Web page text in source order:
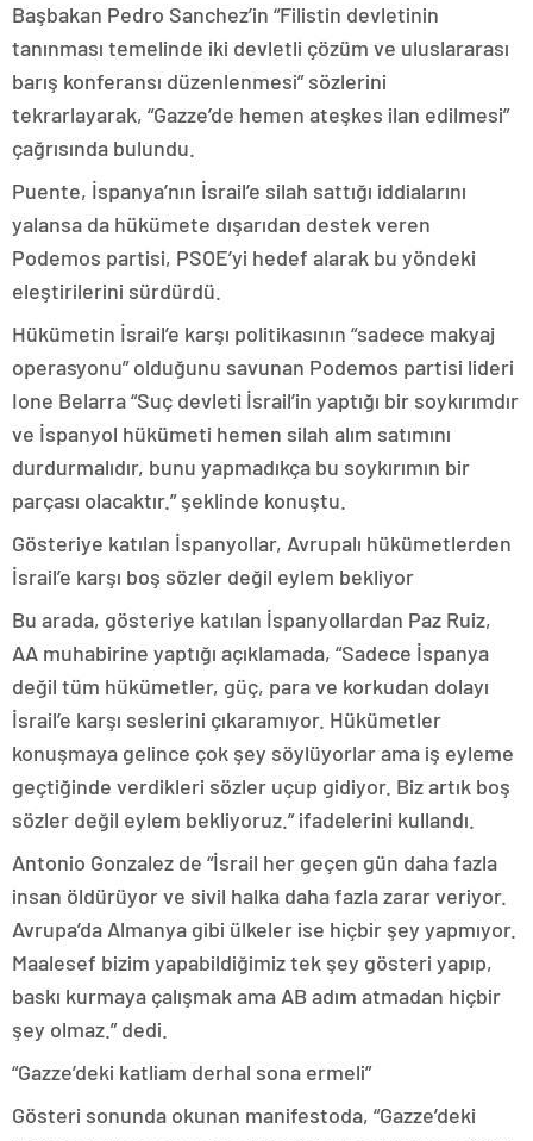
Başbakan Pedro Sanchez’in “Filistin devletinin
tanınması temelinde iki devletli çözüm ve uluslararası
barış konferansı düzenlenmesi” sözlerini
tekrarlayarak, “Gazze’de hemen ateşkes ilan edilmesi”
çağrısında bulundu.
Puente, İspanya’nın İsrail’e silah sattığı iddialarını
yalansa da hükümete dışarıdan destek veren
Podemos partisi, PSOE’yi hedef alarak bu yöndeki
eleştirilerini sürdürdü.
Hükümetin İsrail’e karşı politikasının “sadece makyaj
operasyonu” olduğunu savunan Podemos partisi lideri
Ione Belarra “Suç devleti İsrail’in yaptığı bir soykırımdır
ve İspanyol hükümeti hemen silah alım satımını
durdurmalıdır, bunu yapmadıkça bu soykırımın bir
parçası olacaktır.” şeklinde konuştu.
Gösteriye katılan İspanyollar, Avrupalı hükümetlerden
İsrail’e karşı boş sözler değil eylem bekliyor
Bu arada, gösteriye katılan İspanyollardan Paz Ruiz,
AA muhabirine yaptığı açıklamada, “Sadece İspanya
değil tüm hükümetler, güç, para ve korkudan dolayı
İsrail’e karşı seslerini çıkaramıyor. Hükümetler
konuşmaya gelince çok şey söylüyorlar ama iş eyleme
geçtiğinde verdikleri sözler uçup gidiyor. Biz artık boş
sözler değil eylem bekliyoruz.” ifadelerini kullandı.
Antonio Gonzalez de “İsrail her geçen gün daha fazla
insan öldürüyor ve sivil halka daha fazla zarar veriyor.
Avrupa’da Almanya gibi ülkeler ise hiçbir şey yapmıyor.
Maalesef bizim yapabildiğimiz tek şey gösteri yapıp,
baskı kurmaya çalışmak ama AB adım atmadan hiçbir
şey olmaz.” dedi.
“Gazze’deki katliam derhal sona ermeli”
Gösteri sonunda okunan manifestoda, “Gazze’deki